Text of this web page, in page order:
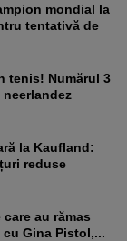
tentativă de
reduse
Gina Pistol,...